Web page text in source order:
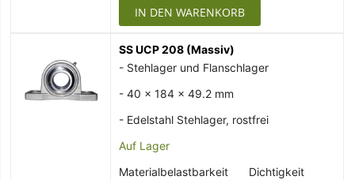
IN DEN WARENKORB
SS UCP 208 (Massiv)
- Stehlager und Flanschlager
- 40 x 184 x 49.2 mm
- Edelstahl Stehlager, rostfrei
Auf Lager
Materialbelastbarkeit
Dichtigkeit